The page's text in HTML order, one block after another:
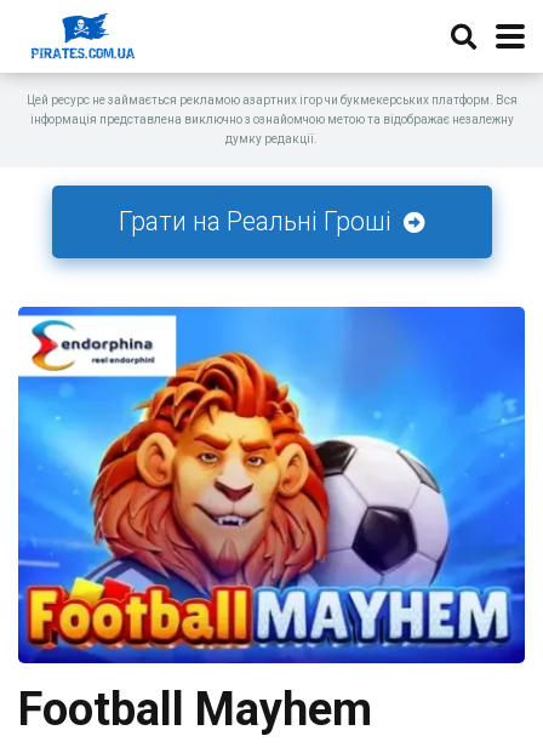
Цей ресурс не займається рекламою азартних ігор чи букмекерських платформ. Вся
інформація представлена виключно з ознайомчою метою та відображає незалежну
думку редакції.
Грати на Реальні Гроші
Football Mayhem